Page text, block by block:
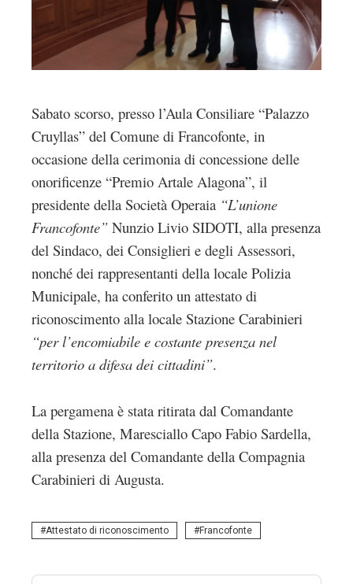
Sabato scorso, presso l’Aula Consiliare “Palazzo
Cruyllas” del Comune di Francofonte, in
occasione della cerimonia di concessione delle
onorificenze “Premio Artale Alagona”, il
presidente della Società Operaia “L’unione
Francofonte” Nunzio Livio SIDOTI, alla presenza
del Sindaco, dei Consiglieri e degli Assessori,
nonché dei rappresentanti della locale Polizia
Municipale, ha conferito un attestato di
riconoscimento alla locale Stazione Carabinieri
“per l’encomiabile e costante presenza nel
territorio a difesa dei cittadini”.
La pergamena è stata ritirata dal Comandante
della Stazione, Maresciallo Capo Fabio Sardella,
alla presenza del Comandante della Compagnia
Carabinieri di Augusta.
Attestato di riconoscimento Francofonte